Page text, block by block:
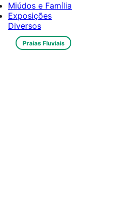
Miúdos e Família
Exposições
Diversos
Praias Fluviais